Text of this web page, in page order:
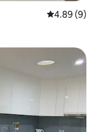
Meánrátáil
4.89 (9)